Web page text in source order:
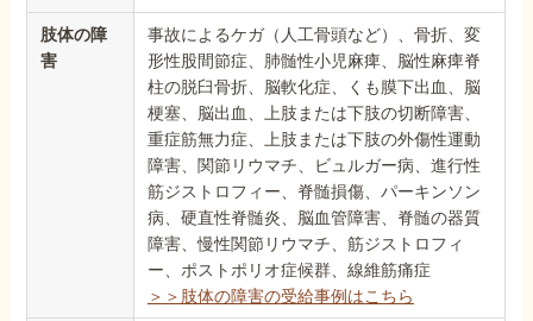
肢体の障
害
事故によるケガ（人工骨頭など）、骨折、変
形性股間節症、肺髄性小児麻痺、脳性麻痺脊
柱の脱臼骨折、脳軟化症、くも膜下出血、脳
梗塞、脳出血、上肢または下肢の切断障害、
重症筋無力症、上肢または下肢の外傷性運動
障害、関節リウマチ、ビュルガー病、進行性
筋ジストロフィー、脊髄損傷、パーキンソン
病、硬直性脊髄炎、脳血管障害、脊髄の器質
障害、慢性関節リウマチ、筋ジストロフィ
ー、ポストポリオ症候群、線維筋痛症
＞＞肢体の障害の受給事例はこちら